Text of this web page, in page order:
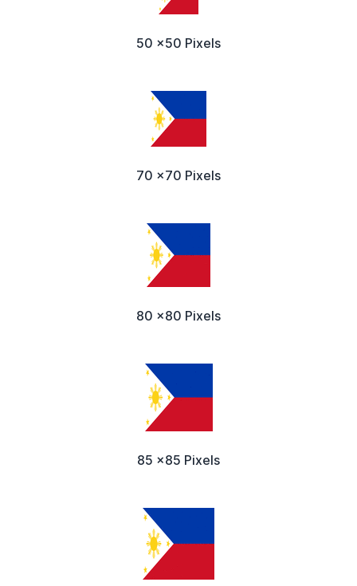
50 x50 Pixels
70 x70 Pixels
80 x80 Pixels
85 x85 Pixels